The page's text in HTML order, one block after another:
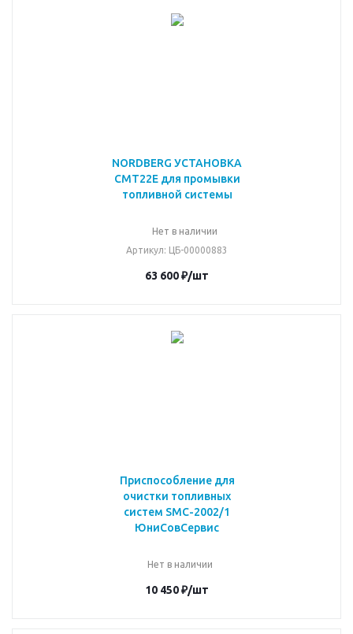
NORDBERG УСТАНОВКА
CMT22E для промывки
топливной системы
Нет в наличии
Артикул: ЦБ-00000883
63 600₽/шт
Приспособление для
очистки топливных
систем SMC-2002/1
ЮниСовСервис
Нет в наличии
10 450₽/шт